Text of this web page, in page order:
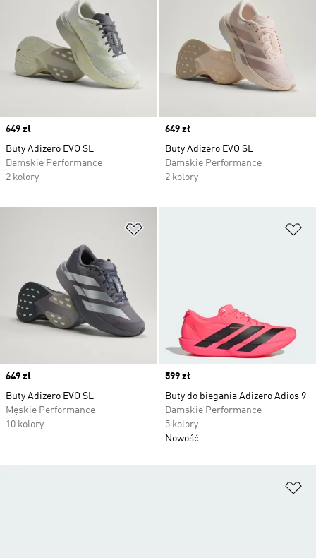
Price
649 zł
Buty Adizero EVO SL
Damskie Performance
2 kolory
Price
649 zł
Buty Adizero EVO SL
Damskie Performance
2 kolory
Price
649 zł
Buty Adizero EVO SL
Męskie Performance
10 kolory
Price
599 zł
Buty do biegania Adizero Adios 9
Damskie Performance
5 kolory
Nowość